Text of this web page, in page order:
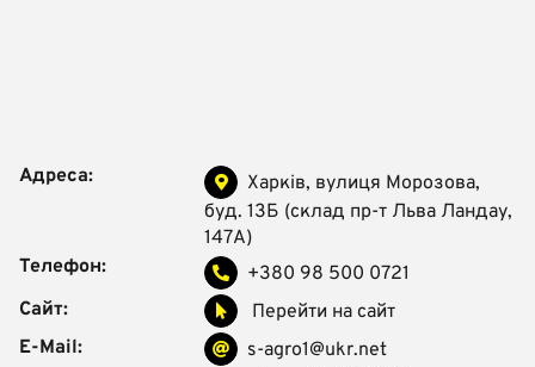
Адреса:
Харків, вулиця Морозова,
буд. 13Б (склад пр-т Льва Ландау,
147А)
Телефон:
+380 98 500 0721
Сайт:
Перейти на сайт
E-Mail:
s-agro1@ukr.net